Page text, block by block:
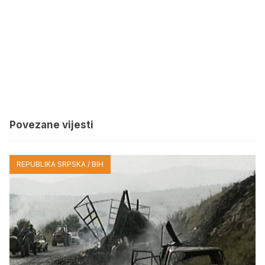
Povezane vijesti
REPUBLIKA SRPSKA / BIH